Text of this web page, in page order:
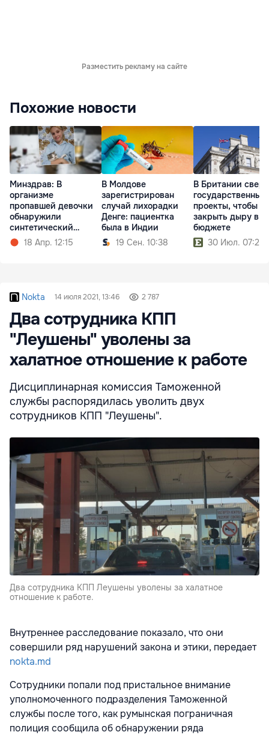
Разместить рекламу на сайте
Похожие новости
Минздрав: В
организме
пропавшей девочки
обнаружили
синтетический
опиоид18 Апр. 12:15
В Молдове
зарегистрирован
случай лихорадки
Денге: пациентка
была в Индии
19 Сен. 10:38
В Британии
государственные
проекты, чтобы
закрыть дыру в
бюджете
30 Июл. 07:20
Nokta 14 июля 2021, 13:46 2 787
Два сотрудника КПП
"Леушены" уволены за
халатное отношение к работе
Дисциплинарная комиссия Таможенной
службы распорядилась уволить двух
сотрудников КПП "Леушены".
Два сотрудника КПП Леушены уволены за халатное
отношение к работе.
Внутреннее расследование показало, что они
совершили ряд нарушений закона и этики, передает
nokta.md
Сотрудники попали под пристальное внимание
уполномоченного подразделения Таможенной
службы после того, как румынская пограничная
полиция сообщила об обнаружении ряда